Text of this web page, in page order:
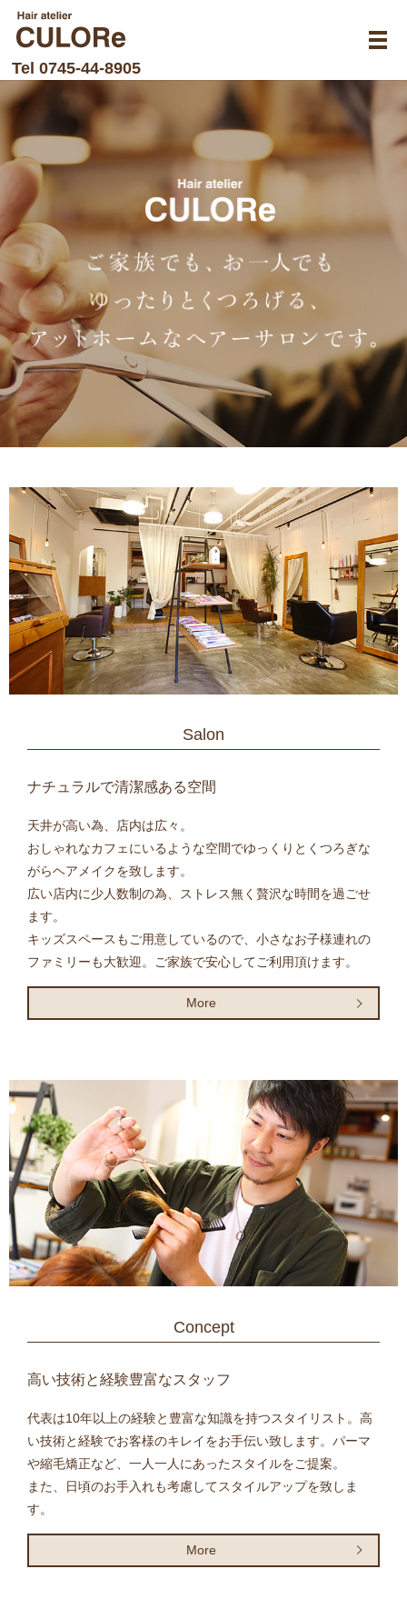
Tel 0745-44-8905
メ
Salon
ナチュラルで清潔感ある空間
天井が高い為、店内は広々。
おしゃれなカフェにいるような空間でゆっくりとくつろぎな
がらヘアメイクを致します。
広い店内に少人数制の為、ストレス無く贅沢な時間を過ごせ
ます。
キッズスペースもご用意しているので、小さなお子様連れの
ファミリーも大歓迎。ご家族で安心してご利用頂けます。
More
Concept
高い技術と経験豊富なスタッフ
代表は10年以上の経験と豊富な知識を持つスタイリスト。高
い技術と経験でお客様のキレイをお手伝い致します。パーマ
や縮毛矯正など、一人一人にあったスタイルをご提案。
また、日頃のお手入れも考慮してスタイルアップを致しま
す。
More